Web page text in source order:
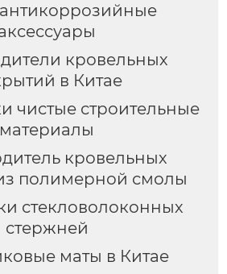
кровельных
в Китае
чистые строительные
материалы
кровельных
полимерной смолы
стекловолоконных
стержней
маты в Китае